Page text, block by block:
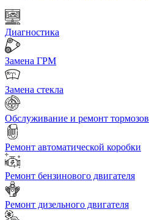
Диагностика
Замена ГРМ
Замена стекла
Обслуживание и ремонт тормозов
Ремонт автоматической коробки
Ремонт бензинового двигателя
Ремонт дизельного двигателя